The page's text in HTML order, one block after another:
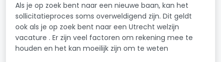
Als je op zoek bent naar een nieuwe baan, kan het
sollicitatieproces soms overweldigend zijn. Dit geldt
ook als je op zoek bent naar een Utrecht welzijn
vacature . Er zijn veel factoren om rekening mee te
houden en het kan moeilijk zijn om te weten